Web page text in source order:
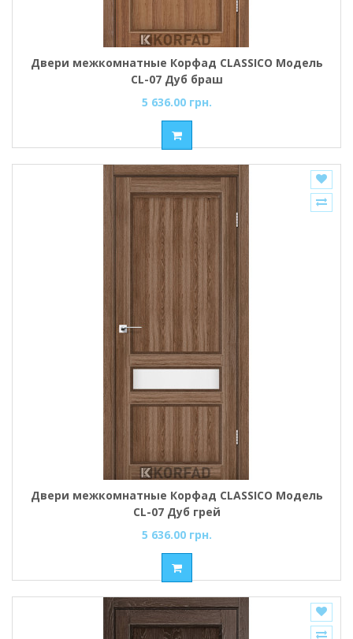
Двери межкомнатные Корфад CLASSICO Модель
CL-07 Дуб браш
5 636.00 грн.
Двери межкомнатные Корфад CLASSICO Модель
CL-07 Дуб грей
5 636.00 грн.